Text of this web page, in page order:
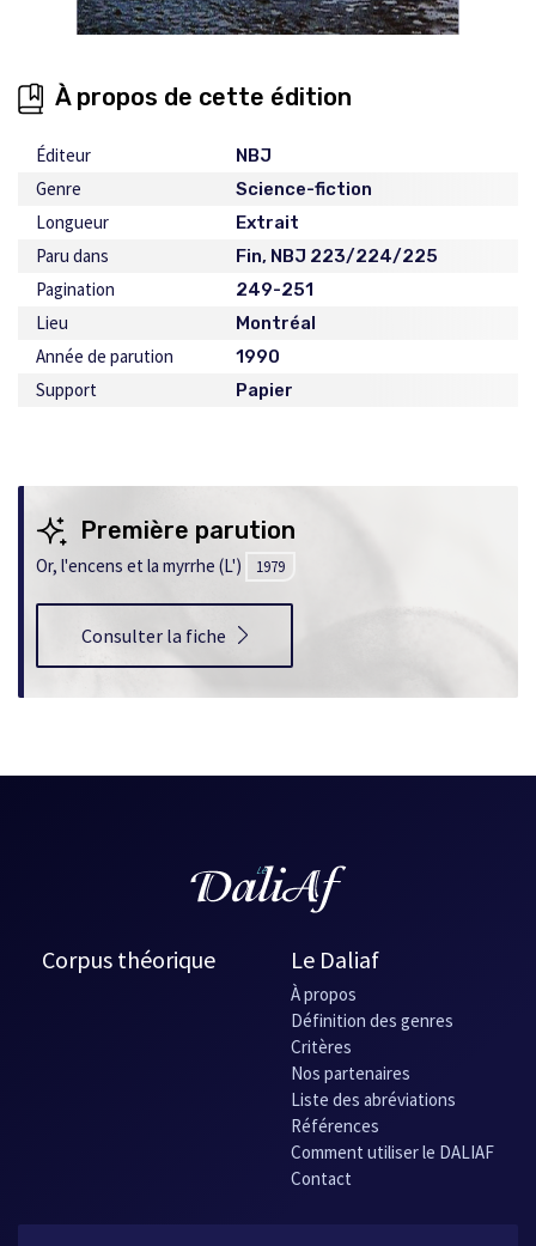
À propos de cette édition
Éditeur NBJ
Genre Science-fiction
Longueur Extrait
Paru dans Fin, NBJ 223/224/225
Pagination 249-251
Lieu Montréal
Année de parution 1990
Support Papier
Première parution
Or, l'encens et la myrrhe (L') 1979
Consulter la fiche
Corpus théorique Le Daliaf
À propos
Définition des genres
Critères
Nos partenaires
Liste des abréviations
Références
Comment utiliser le DALIAF
Contact